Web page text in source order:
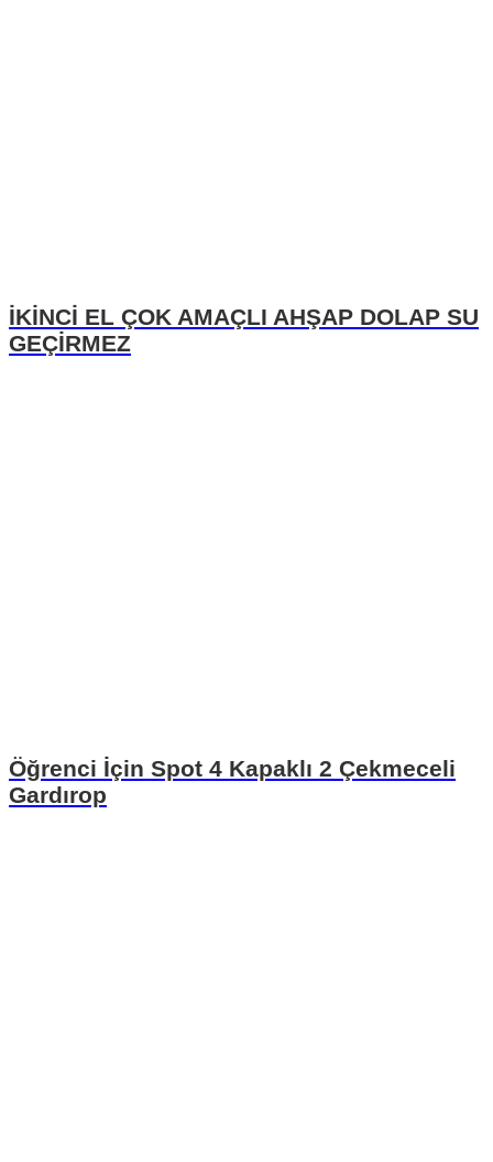
İKİNCİ EL ÇOK AMAÇLI AHŞAP DOLAP SU
GEÇİRMEZ
Öğrenci İçin Spot 4 Kapaklı 2 Çekmeceli
Gardırop